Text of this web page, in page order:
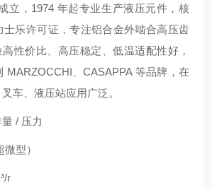
立，1974 年起专业生产液压元件，核
士乐许可证，专注铝合金外啮合高压齿
性价比、高压稳定、低温适配性好，
MARZOCCHI、CASAPPA 等品牌，在
车、液压站应用广泛。
/ 压力
型）
r